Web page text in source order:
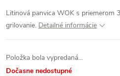
Litinová panvica WOK s priemerom
grilovanie. Detailné informácie
Položka bola vypredaná…
Dočasne nedostupné